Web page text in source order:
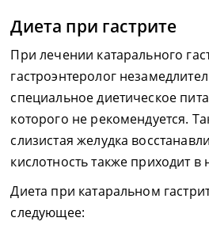
Диета при гастрите
При лечении катарального
гастроэнтеролог
специальное диетическое
которого не рекомендуется.
слизистая желудка
кислотность также приходит в
Диета при катаральном
следующее: